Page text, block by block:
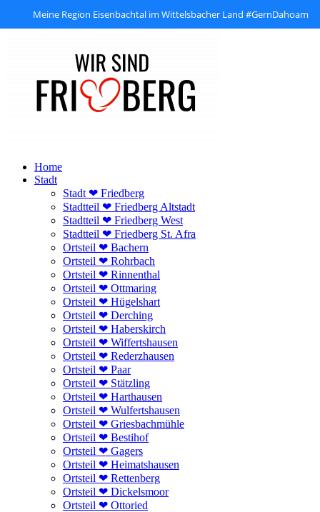
Meine Region Eisenbachtal im Wittelsbacher Land #GernDahoam
Home
Stadt
Stadt ❤ Friedberg
Stadtteil ❤ Friedberg Altstadt
Stadtteil ❤ Friedberg West
Stadtteil ❤ Friedberg St. Afra
Ortsteil ❤ Bachern
Ortsteil ❤ Rohrbach
Ortsteil ❤ Rinnenthal
Ortsteil ❤ Ottmaring
Ortsteil ❤ Hügelshart
Ortsteil ❤ Derching
Ortsteil ❤ Haberskirch
Ortsteil ❤ Wiffertshausen
Ortsteil ❤ Rederzhausen
Ortsteil ❤ Paar
Ortsteil ❤ Stätzling
Ortsteil ❤ Harthausen
Ortsteil ❤ Wulfertshausen
Ortsteil ❤ Griesbachmühle
Ortsteil ❤ Bestihof
Ortsteil ❤ Gagers
Ortsteil ❤ Heimatshausen
Ortsteil ❤ Rettenberg
Ortsteil ❤ Dickelsmoor
Ortsteil ❤ Ottoried